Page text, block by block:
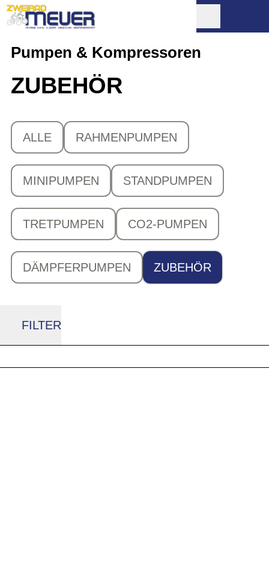
Pumpen & Kompressoren
ZUBEHÖR
ALLE RAHMENPUMPEN
MINIPUMPEN STANDPUMPEN
TRETPUMPEN CO2-PUMPEN
DÄMPFERPUMPEN ZUBEHÖR
FILTER